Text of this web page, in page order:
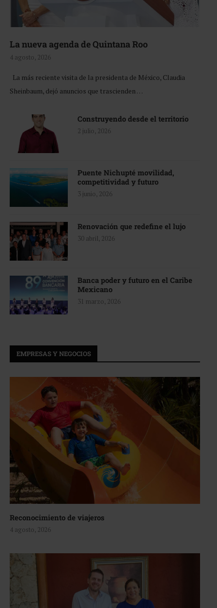
La nueva agenda de Quintana Roo
4 agosto, 2026
La más reciente visita de la presidenta de México, Claudia
Sheinbaum, dejó anuncios que trascienden …
Construyendo desde el territorio
2 julio, 2026
Puente Nichupté movilidad,
competitividad y futuro
3 junio, 2026
Renovación que redefine el lujo
30 abril, 2026
Banca poder y futuro en el Caribe
Mexicano
31 marzo, 2026
EMPRESAS Y NEGOCIOS
Reconocimiento de viajeros
4 agosto, 2026